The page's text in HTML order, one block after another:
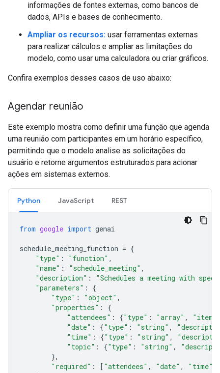
informações de fontes externas, como bancos de
dados, APIs e bases de conhecimento.
Ampliar os recursos: usar ferramentas externas
para realizar cálculos e ampliar as limitações do
modelo, como usar uma calculadora ou criar gráficos.
Confira exemplos desses casos de uso abaixo:
Agendar reunião
Este exemplo mostra como definir uma função que agenda
uma reunião com participantes em um horário específico,
permitindo que o modelo analise as solicitações do
usuário e retorne argumentos estruturados para acionar
ações em sistemas externos.
Python JavaScript REST
from google import genai
schedule_meeting_function = {
"type" : "function" ,
"name" : "schedule_meeting" ,
"description" :
"Schedules a meeting with
"parameters" :
{
"type" : "object" ,
"properties" :
{
"attendees" : {"type" : "array" ,
"date" : {"type" : "string" ,
"time" : {"type" : "string" ,
"topic" : {"type" : "string" ,
},
"required" : [ "attendees" , "date" , "time"